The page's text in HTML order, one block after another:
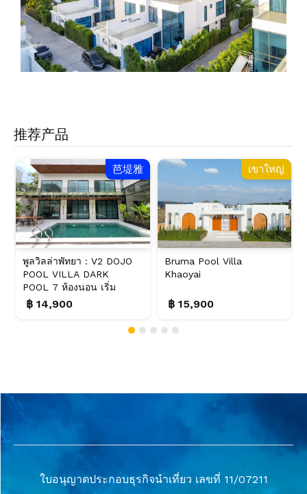
推荐产品
芭堤雅
พูลวิลล่าพัทยา : V2 DOJO
POOL VILLA DARK
POOL 7 ห้องนอน เริ่ม
15...
฿ 14,900
เขาใหญ่
Bruma Pool Villa
Khaoyai
฿ 15,900
ใบอนุญาตประกอบธุรกิจนำเที่ยว เลขที่ 11/07211